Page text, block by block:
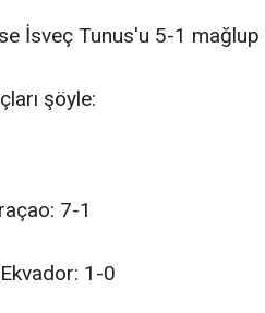
İsveç Tunus'u 5-1 mağlup
şöyle:
7-1
1-0